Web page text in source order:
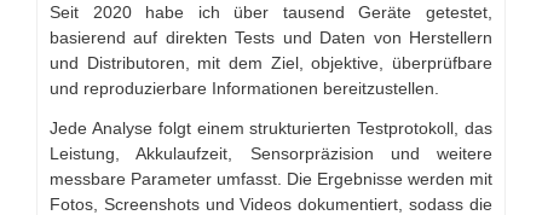
Seit 2020 habe ich über tausend Geräte getestet,
basierend auf direkten Tests und Daten von Herstellern
und Distributoren, mit dem Ziel, objektive, überprüfbare
und reproduzierbare Informationen bereitzustellen.
Jede Analyse folgt einem strukturierten Testprotokoll, das
Leistung, Akkulaufzeit, Sensorpräzision und weitere
messbare Parameter umfasst. Die Ergebnisse werden mit
Fotos, Screenshots und Videos dokumentiert, sodass die